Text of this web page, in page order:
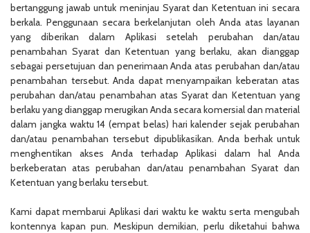
bertanggung jawab untuk meninjau Syarat dan Ketentuan ini secara
berkala. Penggunaan secara berkelanjutan oleh Anda atas layanan
yang diberikan dalam Aplikasi setelah perubahan dan/atau
penambahan Syarat dan Ketentuan yang berlaku, akan dianggap
sebagai persetujuan dan penerimaan Anda atas perubahan dan/atau
penambahan tersebut. Anda dapat menyampaikan keberatan atas
perubahan dan/atau penambahan atas Syarat dan Ketentuan yang
berlaku yang dianggap merugikan Anda secara komersial dan material
dalam jangka waktu 14 (empat belas) hari kalender sejak perubahan
dan/atau penambahan tersebut dipublikasikan. Anda berhak untuk
menghentikan akses Anda terhadap Aplikasi dalam hal Anda
berkeberatan atas perubahan dan/atau penambahan Syarat dan
Ketentuan yang berlaku tersebut.
Kami dapat membarui Aplikasi dari waktu ke waktu serta mengubah
kontennya kapan pun. Meskipun demikian, perlu diketahui bahwa